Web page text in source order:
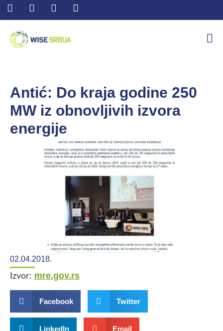
Antić: Do kraja godine 250
MW iz obnovljivih izvora
energije
02.04.2018.
Izvor: mre.gov.rs
Facebook Twitter
LinkedIn Email